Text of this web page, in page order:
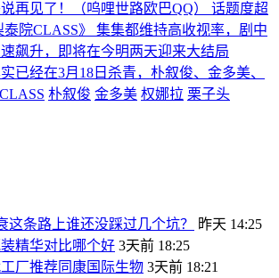
再见了！（呜哩世路欧巴QQ） 话题度超
院CLASS》 集集都维持高收视率，剧中
飙升，即将在今明两天迎来大结局
已经在3月18日杀青，朴叙俊、金多美、
朴叙俊 金多美 权娜拉 栗子头
这条路上谁还没踩过几个坑？
昨天 14:25
精华对比哪个好 3天前 18:25
厂推荐同康国际生物 3天前 18:21